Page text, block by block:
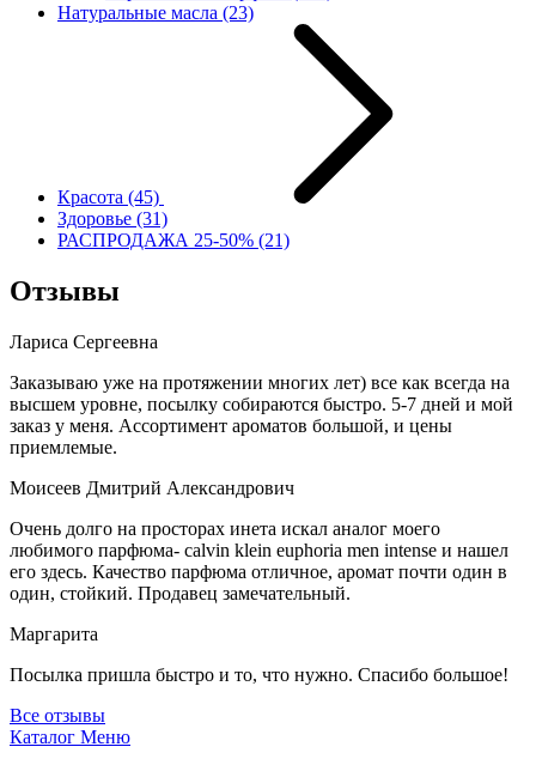
Натуральные масла (23)
Красота (45)
Здоровье (31)
РАСПРОДАЖА 25-50% (21)
Отзывы
Лариса Сергеевна
Заказываю уже на протяжении многих лет) все как всегда на
высшем уровне, посылку собираются быстро. 5-7 дней и мой
заказ у меня. Ассортимент ароматов большой, и цены
приемлемые.
Моисеев Дмитрий Александрович
Очень долго на просторах инета искал аналог моего
любимого парфюма- calvin klein euphoria men intense и нашел
его здесь. Качество парфюма отличное, аромат почти один в
один, стойкий. Продавец замечательный.
Маргарита
Посылка пришла быстро и то, что нужно. Спасибо большое!
Все отзывы
Каталог Меню